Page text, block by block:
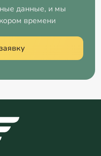
данные, и мы
времени